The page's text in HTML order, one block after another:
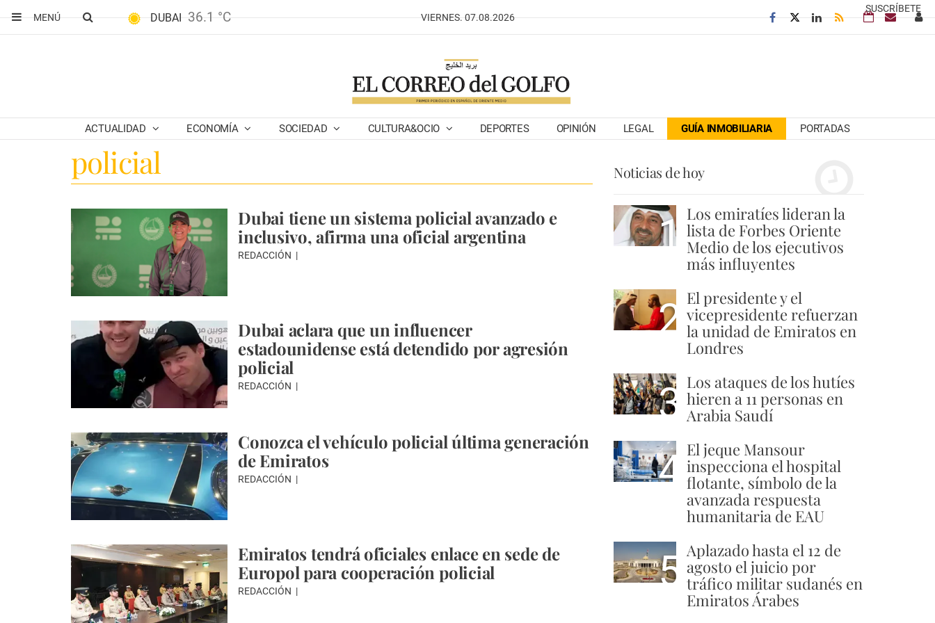
SUSCRÍBETE
MENÚ
DUBAI 36.1 °C VIERNES. 07.08.2026
ACTUALIDAD ECONOMÍA SOCIEDAD CULTURA&OCIO DEPORTES OPINIÓN LEGAL GUÍA INMOBILIARIA PORTADAS
policial
Dubai tiene un sistema policial avanzado e
inclusivo, afirma una oficial argentina
REDACCIÓN
Dubai aclara que un influencer
estadounidense está detendido por agresión
policial
REDACCIÓN
Conozca el vehículo policial última generación
de Emiratos
REDACCIÓN
Emiratos tendrá oficiales enlace en sede de
Europol para cooperación policial
REDACCIÓN
Noticias de hoy
1 Los emiratíes lideran la
lista de Forbes Oriente
Medio de los ejecutivos
más influyentes
2 El presidente y el
vicepresidente refuerzan
la unidad de Emiratos en
Londres
3 Los ataques de los hutíes
hieren a 11 personas en
Arabia Saudí
4 El jeque Mansour
inspecciona el hospital
flotante, símbolo de la
avanzada respuesta
humanitaria de EAU
5 Aplazado hasta el 12 de
agosto el juicio por
tráfico militar sudanés en
Emiratos Árabes